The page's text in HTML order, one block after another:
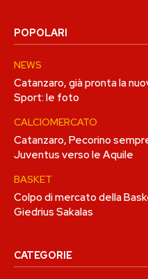
POPOLARI
NEWS
Catanzaro, già pronta la
Sport: le foto
CALCIOMERCATO
Catanzaro, Pecorino
Juventus verso le Aquile
BASKET
Colpo di mercato della
Giedrius Sakalas
CATEGORIE